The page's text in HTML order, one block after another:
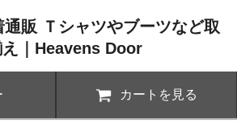
通販 Ｔシャツやブーツなど取
え｜Heavens Door
カートを見る